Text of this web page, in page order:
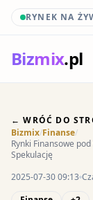
RYNEK NA
Bizmix.pl
← WRÓĆ DO
Bizmix/Finanse/
Rynki Finansowe
Spekulację
2025-07-30 09:13